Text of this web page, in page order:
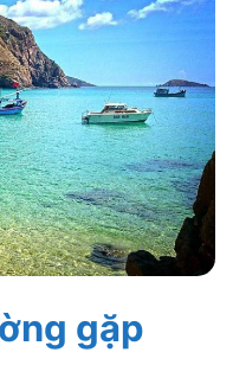
gặp